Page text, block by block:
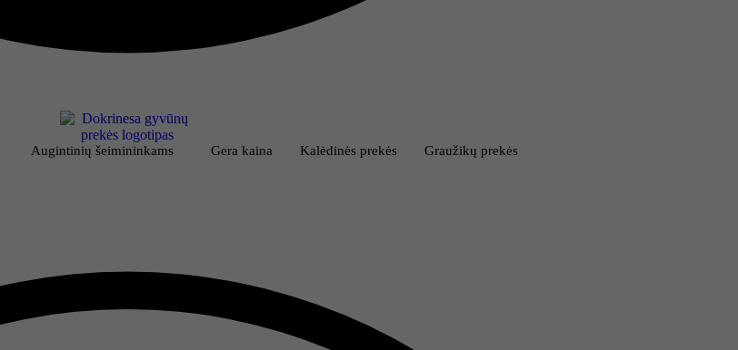
Augintinių šeimininkams Gera kaina Kalėdinės prekės Graužikų prekės